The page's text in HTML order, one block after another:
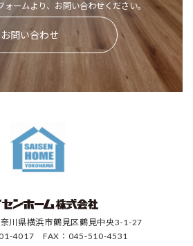
ームより、お問い合わせください。
お問い合わせ
川県横浜市鶴見区鶴見中央3-1-27
4017 FAX：045-510-4531